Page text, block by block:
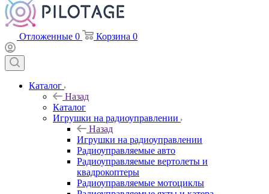
Отложенные 0 Корзина 0
Каталог
Назад
Каталог
Игрушки на радиоуправлении
Назад
Игрушки на радиоуправлении
Радиоуправляемые авто
Радиоуправляемые вертолеты и
квадрокоптеры
Радиоуправляемые мотоциклы